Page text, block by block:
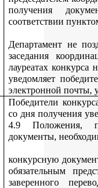
получения
соответствии
Департамент не
заседания
лауреатах
уведомляет
электронной почты,
Победители
со дня получения
4.9 Положения,
документы,
конкурсную
обязательным
заверенного